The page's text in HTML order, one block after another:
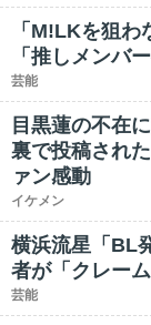
「M!LKを狙
「推しメンバ
芸能
目黒蓮の不在
裏で投稿され
ァン感動
イケメン
横浜流星「BL
者が「クレー
芸能